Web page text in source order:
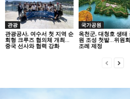
관광
관광공사, 여수서 첫 지역 순
회형 크루즈 협의체 개최…
중국 선사와 협력 강화
국가공원
옥천군, 대청호 생태
원 조성 첫발…위원
조례 제정